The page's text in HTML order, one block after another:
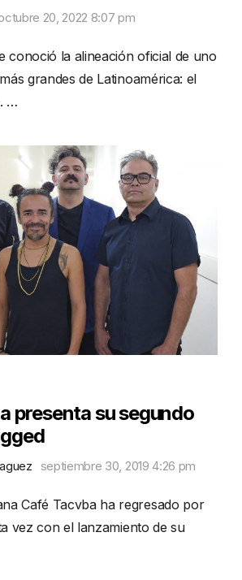
20, 2022 8:07 pm
conoció la alineación oficial de uno
grandes de Latinoamérica: el
…
presenta su segundo
septiembre 30, 2019 4:26 pm
Café Tacvba ha regresado por
vez con el lanzamiento de su